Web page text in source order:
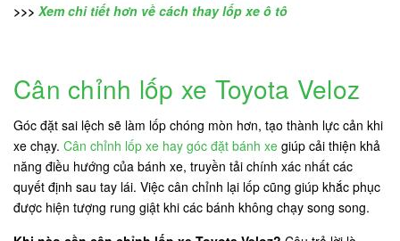
>>> Xem chi tiết hơn về cách thay lốp xe ô tô
Cân chỉnh lốp xe Toyota Veloz
Góc đặt sai lệch sẽ làm lốp chóng mòn hơn, tạo thành lực cản khi
xe chạy. Cân chỉnh lốp xe hay góc đặt bánh xe giúp cải thiện khả
năng điều hướng của bánh xe, truyền tải chính xác nhất các
quyết định sau tay lái. Việc cân chỉnh lại lốp cũng giúp khắc phục
được hiện tượng rung giật khi các bánh không chạy song song.